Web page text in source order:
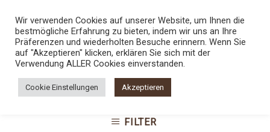
content
STARTSEITE
PRODUKTE VERSCHLAGWORTET
MIT „NATURRINDE“
FILTER
Wir verwenden Cookies auf unserer Website, um Ihnen die
bestmögliche Erfahrung zu bieten, indem wir uns an Ihre
Präferenzen und wiederholten Besuche erinnern. Wenn Sie
auf "Akzeptieren" klicken, erklären Sie sich mit der
Verwendung ALLER Cookies einverstanden.
Cookie Einstellungen Akzeptieren